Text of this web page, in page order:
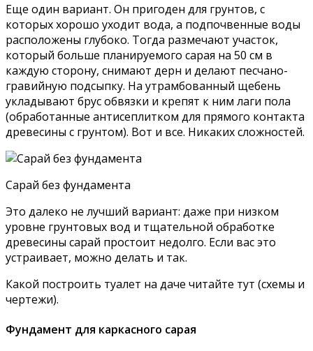
Еще один вариант. Он пригоден для грунтов, с
которых хорошо уходит вода, а подпочвенные воды
расположены глубоко. Тогда размечают участок,
который больше планируемого сарая на 50 см в
каждую сторону, снимают дерн и делают песчано-
гравийную подсыпку. На утрамбованный щебень
укладывают брус обвязки и крепят к ним лаги пола
(обработанные антисеплитком для прямого контакта
древесины с грунтом). Вот и все. Никаких сложностей.
Сарай без фундамента
Это далеко не лучший вариант: даже при низком
уровне грунтовых вод и тщательной обработке
древесины сарай простоит недолго. Если вас это
устраивает, можно делать и так.
Какой построить туалет на даче читайте тут (схемы и
чертежи).
Фундамент для каркасного сарая